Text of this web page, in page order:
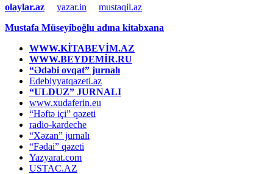
olaylar.az
yazar.in
mustaqil.az
Mustafa Müseyiboğlu adına kitabxana
WWW.KİTABEVİM.AZ
WWW.BEYDEMİR.RU
“Ədəbi ovqat” jurnalı
Edebiyyatqazeti.az
“ULDUZ” JURNALI
www.xudaferin.eu
“Həftə içi” qəzeti
radio-kardeche
“Xəzan” jurnalı
“Fədai” qəzeti
Yazyarat.com
USTAC.AZ